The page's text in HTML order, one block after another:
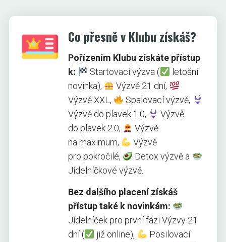
Co přesně v Klubu získáš?
Pořízením Klubu získáte přístup
k:
Startovací výzva (
letošní
novinka),
Výzvě 21 dní,
Výzvě XXL,
Spalovací výzvě,
Výzvě do plavek 1.0,
Výzvě
do plavek 2.0,
Výzvě
na maximum,
Výzvě
pro pokročilé,
Detox výzvě a
Jídelníčkové výzvě.
Bez dalšího placení získáš
přístup také k novinkám:
Jídelníček pro první fázi Výzvy 21
dní (
již online),
Posilovací